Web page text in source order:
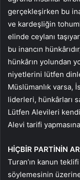
gerçekleşirken bu
ve kardeşliğin
elinde ceylanı
bu inancın
hünkârın yolundan
niyetlerini lütfen
Müslümanlık varsa,
liderleri, hünkârları
Lütfen Alevileri
Alevi tarifi
HİÇBİR PARTİNİN
Turan’ın kanun
söylemesinin